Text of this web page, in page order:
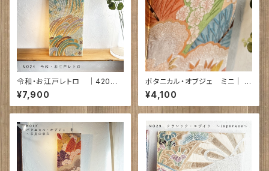
令和・お江戸レトロ ｜420㎜×
210㎜×28㎜ 帯 No24
¥7,900
ボタニカル・オブジェ ミニ｜ 2
00㎜×200㎜×18㎜ 帯 NO6
5
¥4,100